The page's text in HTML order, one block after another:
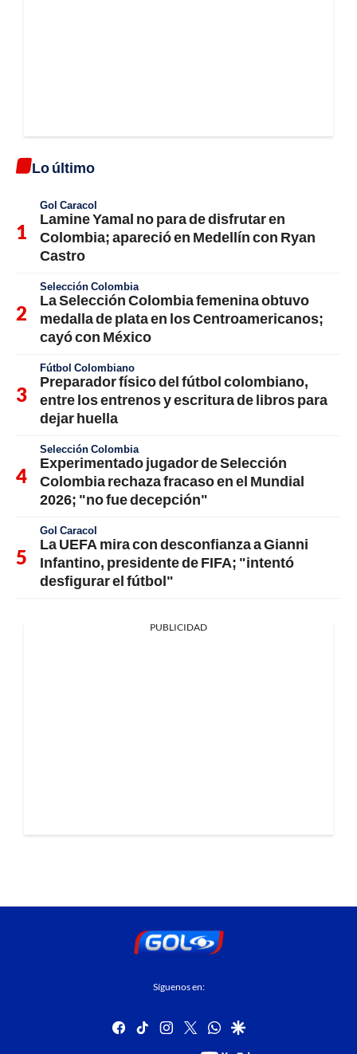
Lo último
Gol Caracol
Lamine Yamal no para de disfrutar en
Colombia; apareció en Medellín con Ryan
Castro
Selección Colombia
La Selección Colombia femenina obtuvo
medalla de plata en los Centroamericanos;
cayó con México
Fútbol Colombiano
Preparador físico del fútbol colombiano,
entre los entrenos y escritura de libros para
dejar huella
Selección Colombia
Experimentado jugador de Selección
Colombia rechaza fracaso en el Mundial
2026; "no fue decepción"
Gol Caracol
La UEFA mira con desconfianza a Gianni
Infantino, presidente de FIFA; "intentó
desfigurar el fútbol"
PUBLICIDAD
Síguenos en:
facebook
tiktok instagram
twitterwhatsapp
google